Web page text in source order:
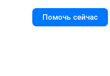
Помочь сейчас